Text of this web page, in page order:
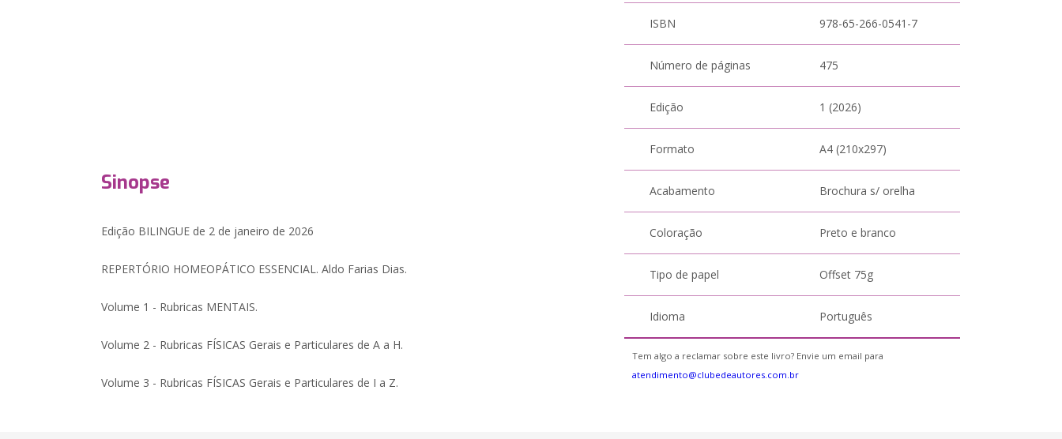
Sinopse
Edição BILINGUE de 2 de janeiro de 2026
REPERTÓRIO HOMEOPÁTICO ESSENCIAL. Aldo Farias Dias.
Volume 1 - Rubricas MENTAIS.
Volume 2 - Rubricas FÍSICAS Gerais e Particulares de A a H.
Volume 3 - Rubricas FÍSICAS Gerais e Particulares de I a Z.
ISBN 978-65-266-0541-7
Número de páginas 475
Edição 1 (2026)
Formato A4 (210x297)
Acabamento Brochura s/ orelha
Coloração Preto e branco
Tipo de papel Offset 75g
Idioma Português
Tem algo a reclamar sobre este livro? Envie um email para
atendimento@clubedeautores.com.br